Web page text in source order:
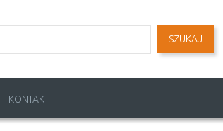
SZUKAJ
KONTAKT